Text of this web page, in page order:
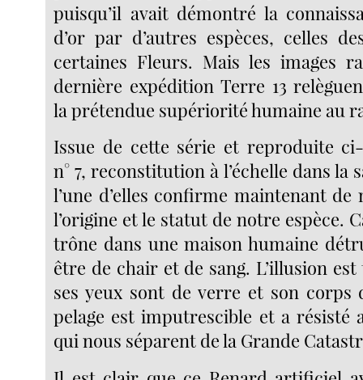
puisqu’il avait démontré la
d’or par d’autres espèces, celles
certaines Fleurs. Mais les images
dernière expédition Terre 13
la prétendue supériorité humaine au
Issue de cette série et reproduite
n° 7, reconstitution à l’échelle dans la
l’une d’elles confirme maintenant de
l’origine et le statut de notre espèce.
trône dans une maison humaine
être de chair et de sang. L’illusion
ses yeux sont de verre et son corps
pelage est imputrescible et a résisté
qui nous séparent de la Grande